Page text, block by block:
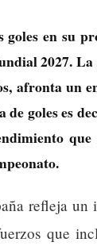
goles en su
2027. La
afronta un
goles es
refleja un
que